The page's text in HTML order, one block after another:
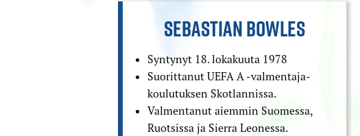
SEBASTIAN BOWLES
Syntynyt 18. lokakuuta 1978
Suorittanut UEFA A -valmentaja­
koulutuksen Skotlannissa.
Valmentanut aiemmin Suomessa,
Ruotsissa ja Sierra Leonessa.